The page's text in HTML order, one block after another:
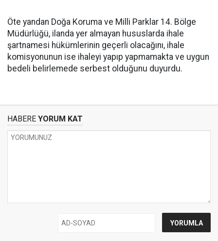
Öte yandan Doğa Koruma ve Milli Parklar 14. Bölge
Müdürlüğü, ilanda yer almayan hususlarda ihale
şartnamesi hükümlerinin geçerli olacağını, ihale
komisyonunun ise ihaleyi yapıp yapmamakta ve uygun
bedeli belirlemede serbest olduğunu duyurdu.
HABERE YORUM KAT